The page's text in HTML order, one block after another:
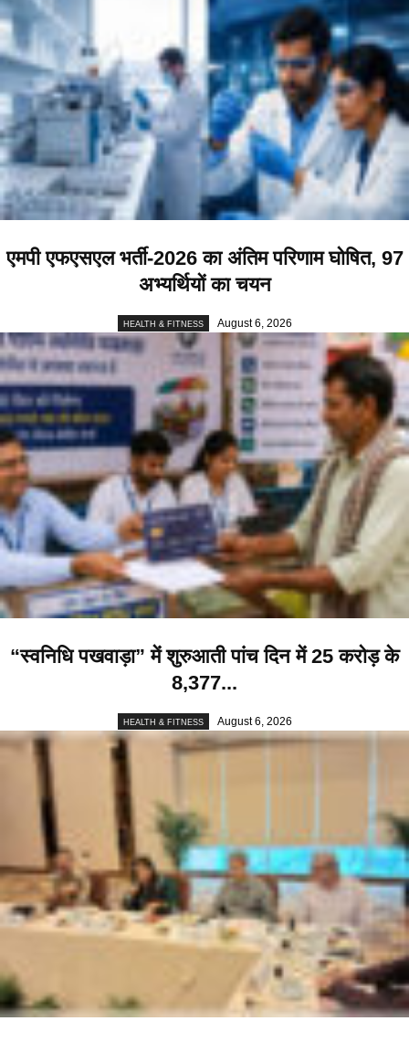
एमपी एफएसएल भर्ती-2026 का अंतिम परिणाम घोषित, 97
अभ्यर्थियों का चयन
HEALTH & FITNESS August 6, 2026
“स्वनिधि पखवाड़ा” में शुरुआती पांच दिन में 25 करोड़ के
8,377...
HEALTH & FITNESS August 6, 2026